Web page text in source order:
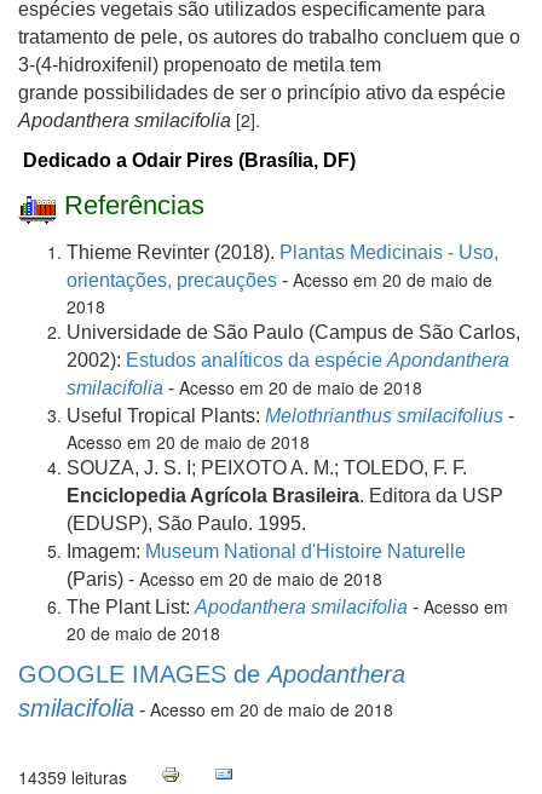
espécies vegetais são utilizados especificamente para
tratamento de pele, os autores do trabalho concluem que o
3-(4-hidroxifenil) propenoato de metila tem
grande possibilidades de ser o princípio ativo da espécie
Apodanthera smilacifolia [2].
Dedicado a Odair Pires (Brasília, DF)
Referências
Thieme Revinter (2018). Plantas Medicinais - Uso,
orientações, precauções - Acesso em 20 de maio de
2018
Universidade de São Paulo (Campus de São Carlos,
2002): Estudos analíticos da espécie Apondanthera
smilacifolia - Acesso em 20 de maio de 2018
Useful Tropical Plants: Melothrianthus smilacifolius -
Acesso em 20 de maio de 2018
SOUZA, J. S. I; PEIXOTO A. M.; TOLEDO, F. F.
Enciclopedia Agrícola Brasileira. Editora da USP
(EDUSP), São Paulo. 1995.
Imagem: Museum National d'Histoire Naturelle
(Paris) - Acesso em 20 de maio de 2018
The Plant List: Apodanthera smilacifolia - Acesso em
20 de maio de 2018
GOOGLE IMAGES deApodanthera
smilacifolia - Acesso em 20 de maio de 2018
14359 leituras